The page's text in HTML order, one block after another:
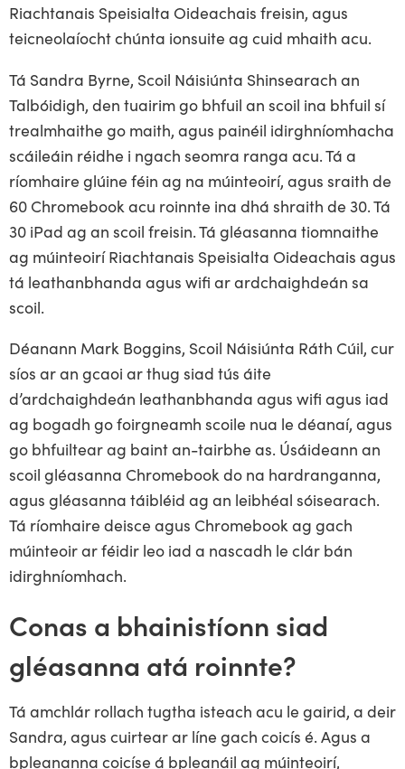
Riachtanais Speisialta Oideachais freisin, agus
teicneolaíocht chúnta ionsuite ag cuid mhaith acu.
Tá Sandra Byrne, Scoil Náisiúnta Shinsearach an
Talbóidigh, den tuairim go bhfuil an scoil ina bhfuil sí
trealmhaithe go maith, agus painéil idirghníomhacha
scáileáin réidhe i ngach seomra ranga acu. Tá a
ríomhaire glúine féin ag na múinteoirí, agus sraith de
60 Chromebook acu roinnte ina dhá shraith de 30. Tá
30 iPad ag an scoil freisin. Tá gléasanna tiomnaithe
ag múinteoirí Riachtanais Speisialta Oideachais agus
tá leathanbhanda agus wifi ar ardchaighdeán sa
scoil.
Déanann Mark Boggins, Scoil Náisiúnta Ráth Cúil, cur
síos ar an gcaoi ar thug siad tús áite
d’ardchaighdeán leathanbhanda agus wifi agus iad
ag bogadh go foirgneamh scoile nua le déanaí, agus
go bhfuiltear ag baint an-tairbhe as. Úsáideann an
scoil gléasanna Chromebook do na hardranganna,
agus gléasanna táibléid ag an leibhéal sóisearach.
Tá ríomhaire deisce agus Chromebook ag gach
múinteoir ar féidir leo iad a nascadh le clár bán
idirghníomhach.
Conas a bhainistíonn siad
gléasanna atá roinnte?
Tá amchlár rollach tugtha isteach acu le gairid, a deir
Sandra, agus cuirtear ar líne gach coicís é. Agus a
bpleananna coicíse á bpleanáil ag múinteoirí,